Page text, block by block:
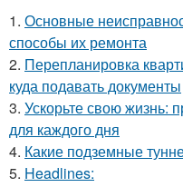
1. Основные
способы их ремонта
2. Перепланировка
куда подавать документы
3. Ускорьте свою жизнь:
для каждого дня
4. Какие подземные
5. Headlines: